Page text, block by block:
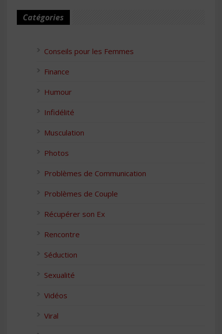
Catégories
Conseils pour les Femmes
Finance
Humour
Infidélité
Musculation
Photos
Problèmes de Communication
Problèmes de Couple
Récupérer son Ex
Rencontre
Séduction
Sexualité
Vidéos
Viral